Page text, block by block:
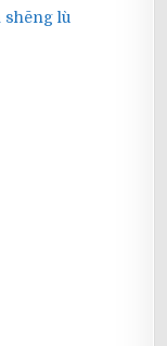
shēng lù